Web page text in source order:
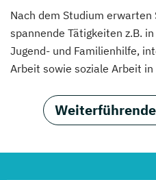
Nach dem Studium erwarten
spannende Tätigkeiten z.B.
Jugend- und Familienhilfe,
Arbeit sowie soziale Arbeit